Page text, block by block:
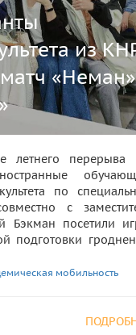
из
летнего перерыва
по
с
Бэкман посетили
подготовки
мобильность